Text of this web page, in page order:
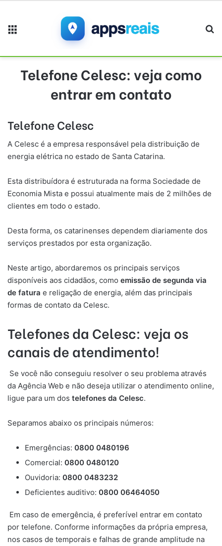
Telefone Celesc: veja como
entrar em contato
Telefone Celesc
A Celesc é a empresa responsável pela distribuição de
energia elétrica no estado de Santa Catarina.
Esta distribuídora é estruturada na forma Sociedade de
Economia Mista e possui atualmente mais de 2 milhões de
clientes em todo o estado.
Desta forma, os catarinenses dependem diariamente dos
serviços prestados por esta organização.
Neste artigo, abordaremos os principais serviços
disponíveis aos cidadãos, como emissão de segunda via
de fatura e religação de energia, além das principais
formas de contato da Celesc.
Telefones da Celesc: veja os
canais de atendimento!
Se você não conseguiu resolver o seu problema através
da Agência Web e não deseja utilizar o atendimento online,
ligue para um dos telefones da Celesc.
Separamos abaixo os principais números:
Emergências: 0800 0480196
Comercial: 0800 0480120
Ouvidoria: 0800 0483232
Deficientes auditivo: 0800 06464050
Em caso de emergência, é preferível entrar em contato
por telefone. Conforme informações da própria empresa,
nos casos de temporais e falhas de grande amplitude na